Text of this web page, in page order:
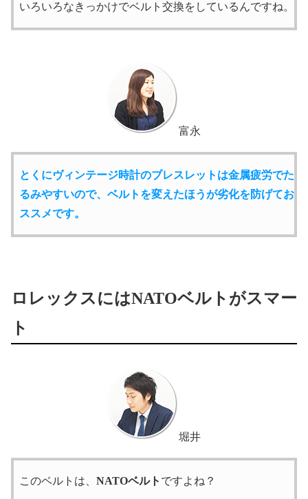
いろいろなきっかけでベルト交換をしているんですね。
富永
とくにヴィンテージ時計のブレスレットは金属疲労でた
るみやすいので、ベルトを変えたほうが劣化を防げてお
ススメです。
ロレックスにはNATOベルトがスマー
ト
堀井
このベルトは、 NATOベルト ですよね？